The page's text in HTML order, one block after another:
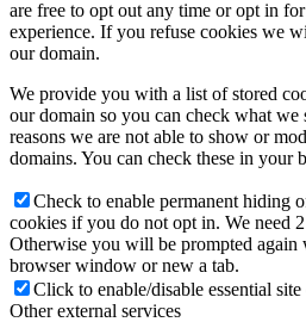
are free to opt out any time or opt in
experience. If you refuse cookies we
our domain.
We provide you with a list of stored
our domain so you can check what we
reasons we are not able to show or
domains. You can check these in your
Check to enable permanent hiding
cookies if you do not opt in. We need
Otherwise you will be prompted again
browser window or new a tab.
Click to enable/disable essential site
Other external services